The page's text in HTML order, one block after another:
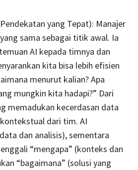
yang Tepat): Manajer
sama sebagai titik awal. Ia
AI kepada timnya dan
kita bisa lebih efisien
menurut kalian? Apa
mungkin kita hadapi?” Dari
memadukan kecerdasan data
dari tim. AI
dan analisis), sementara
“mengapa” (konteks dan
“bagaimana” (solusi yang